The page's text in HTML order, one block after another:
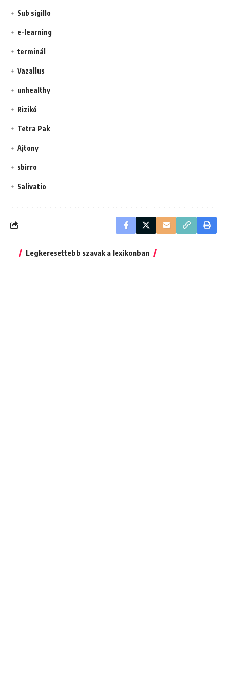
Sub sigillo
e-learning
terminál
Vazallus
unhealthy
Rizikó
Tetra Pak
Ajtony
sbirro
Salivatio
Legkeresettebb szavak a lexikonban